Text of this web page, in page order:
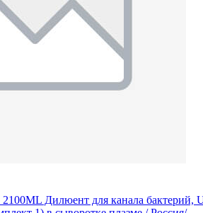
Дилюент для канала бактерий,